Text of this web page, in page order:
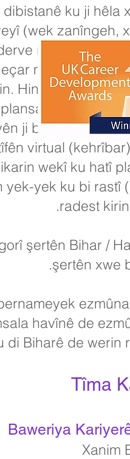
ku ji hêla
(wek zanîngeh,
re têkildar in. Ji
man ku hin
Hin çalakiyên
kirin hatine
ji bo demsala
virtual
wekî ku hatî
yek ku bi rastî
radest
şertên Bihar /
şertên xwe
havînê de
Biharê de werin
Tîma
Baweriya
Xanim